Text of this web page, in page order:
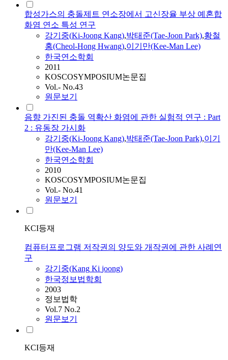
합성가스의 충돌제트 연소장에서 고신장율 부상 예혼합
화염 연소 특성 연구
강기중(Ki-Joong Kang),박태준(Tae-Joon Park),황철
홍(Cheol-Hong Hwang),이기만(Kee-Man Lee)
한국연소학회
2011
KOSCOSYMPOSIUM논문집
Vol.- No.43
원문보기
음향 가진된 충돌 역확산 화염에 관한 실험적 연구 : Part
2 : 유동장 가시화
강기중(Ki-Joong Kang),박태준(Tae-Joon Park),이기
만(Kee-Man Lee)
한국연소학회
2010
KOSCOSYMPOSIUM논문집
Vol.- No.41
원문보기
KCI등재
컴퓨터프로그램 저작권의 양도와 개작권에 관한 사례연
구
강기중(Kang Ki joong)
한국정보법학회
2003
정보법학
Vol.7 No.2
원문보기
KCI등재